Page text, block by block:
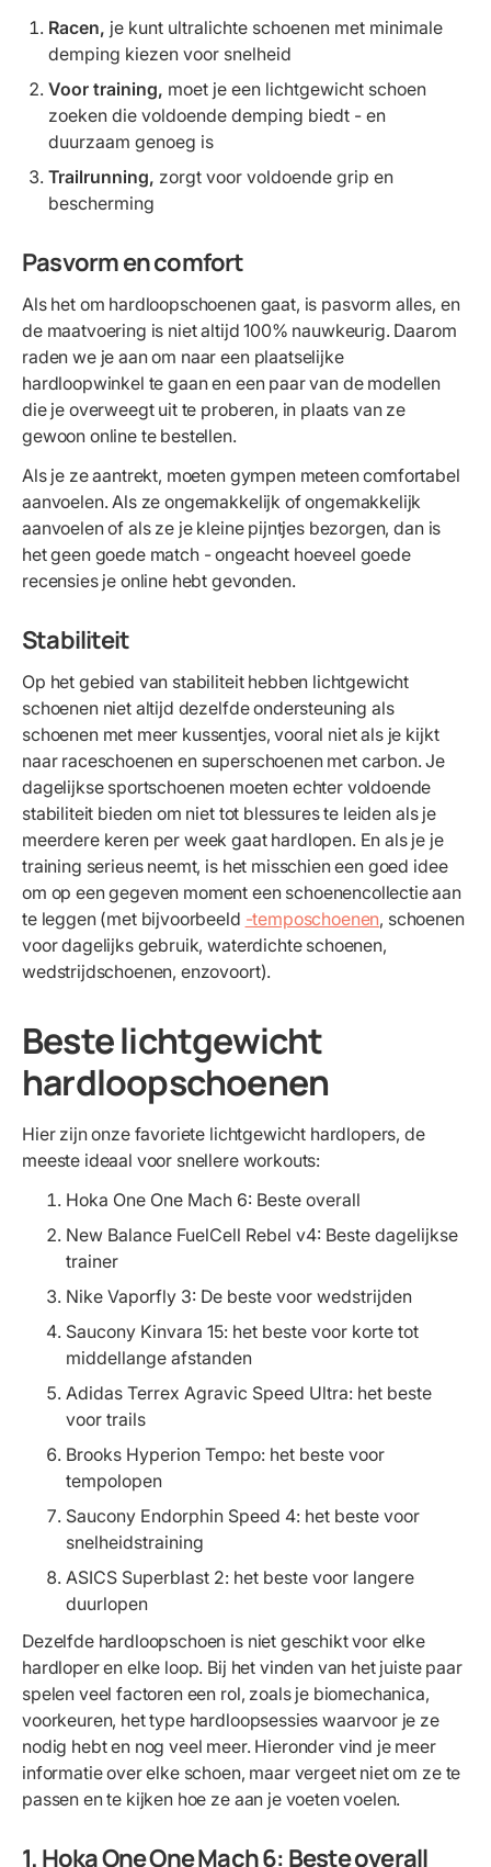
Racen, je kunt ultralichte schoenen met minimale
demping kiezen voor snelheid
Voor training, moet je een lichtgewicht schoen
zoeken die voldoende demping biedt - en
duurzaam genoeg is
Trailrunning, zorgt voor voldoende grip en
bescherming
Pasvorm en comfort
Als het om hardloopschoenen gaat, is pasvorm alles, en
de maatvoering is niet altijd 100% nauwkeurig. Daarom
raden we je aan om naar een plaatselijke
hardloopwinkel te gaan en een paar van de modellen
die je overweegt uit te proberen, in plaats van ze
gewoon online te bestellen.
Als je ze aantrekt, moeten gympen meteen comfortabel
aanvoelen. Als ze ongemakkelijk of ongemakkelijk
aanvoelen of als ze je kleine pijntjes bezorgen, dan is
het geen goede match - ongeacht hoeveel goede
recensies je online hebt gevonden.
Stabiliteit
Op het gebied van stabiliteit hebben lichtgewicht
schoenen niet altijd dezelfde ondersteuning als
schoenen met meer kussentjes, vooral niet als je kijkt
naar raceschoenen en superschoenen met carbon. Je
dagelijkse sportschoenen moeten echter voldoende
stabiliteit bieden om niet tot blessures te leiden als je
meerdere keren per week gaat hardlopen. En als je je
training serieus neemt, is het misschien een goed idee
om op een gegeven moment een schoenencollectie aan
te leggen (met bijvoorbeeld -temposchoenen, schoenen
voor dagelijks gebruik, waterdichte schoenen,
wedstrijdschoenen, enzovoort).
Beste lichtgewicht
hardloopschoenen
Hier zijn onze favoriete lichtgewicht hardlopers, de
meeste ideaal voor snellere workouts:
Hoka One One Mach 6: Beste overall
New Balance FuelCell Rebel v4: Beste dagelijkse
trainer
Nike Vaporfly 3: De beste voor wedstrijden
Saucony Kinvara 15: het beste voor korte tot
middellange afstanden
Adidas Terrex Agravic Speed Ultra: het beste
voor trails
Brooks Hyperion Tempo: het beste voor
tempolopen
Saucony Endorphin Speed 4: het beste voor
snelheidstraining
ASICS Superblast 2: het beste voor langere
duurlopen
Dezelfde hardloopschoen is niet geschikt voor elke
hardloper en elke loop. Bij het vinden van het juiste paar
spelen veel factoren een rol, zoals je biomechanica,
voorkeuren, het type hardloopsessies waarvoor je ze
nodig hebt en nog veel meer. Hieronder vind je meer
informatie over elke schoen, maar vergeet niet om ze te
passen en te kijken hoe ze aan je voeten voelen.
1. Hoka One One Mach 6: Beste overall